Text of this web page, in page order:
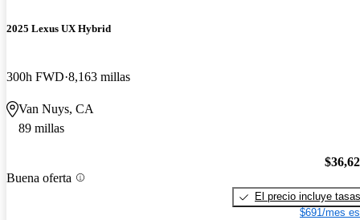
2025 Lexus UX Hybrid
300h FWD 8,163 millas
Van Nuys, CA
89 millas
Buena oferta
El precio incluye tasas
$691/mes